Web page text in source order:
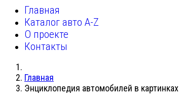
Главная
Каталог авто A-Z
О проекте
Контакты
Главная
Энциклопедия автомобилей в картинках